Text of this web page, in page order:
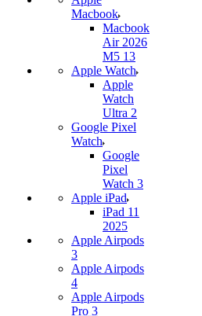
Macbook
Macbook
Air 2026
M5 13
Apple Watch
Apple
Watch
Ultra 2
Google Pixel
Watch
Google
Pixel
Watch 3
Apple iPad
iPad 11
2025
Apple Airpods
3
Apple Airpods
4
Apple Airpods
Pro 3